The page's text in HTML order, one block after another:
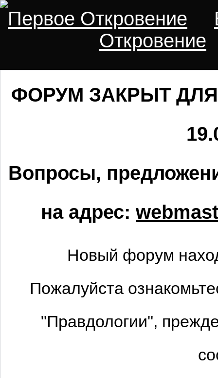
Первое Откровение
Откровение
ФОРУМ ЗАКРЫТ
Вопросы,
на адрес:
Новый форум
Пожалуйста
"Правдологии",